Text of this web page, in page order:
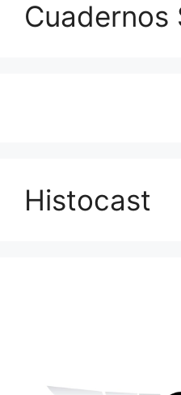
Cuadernos
Histocast